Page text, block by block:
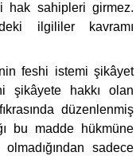
hak sahipleri girmez.
ilgililer kavramı
feshi istemi şikâyet
şikâyete hakkı olan
düzenlenmiş
bu madde hükmüne
sadece